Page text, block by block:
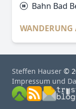
Bahn Bad
WANDERUNG
Steffen Hauser ©
Impressum und